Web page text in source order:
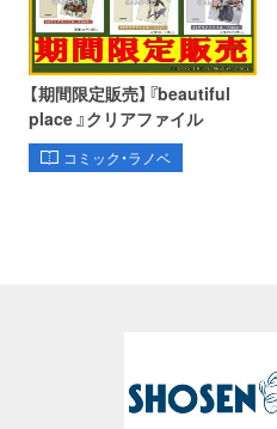
【期間限定販売】『beautiful
place 』クリアファイル
コミック・ラノベ